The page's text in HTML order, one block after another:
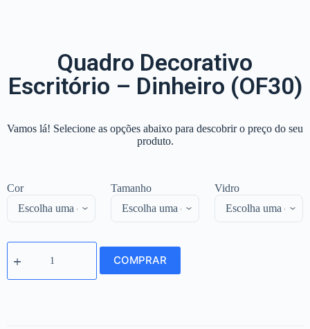
Quadro Decorativo
Escritório – Dinheiro (OF30)
Vamos lá! Selecione as opções abaixo para descobrir o preço do seu
produto.
Cor Tamanho Vidro
COMPRAR